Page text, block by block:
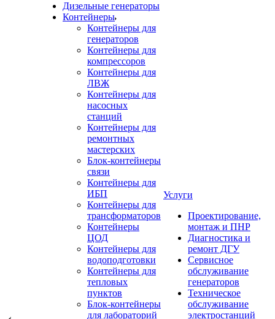
Дизельные генераторы
Контейнеры
Контейнеры для
генераторов
Контейнеры для
компрессоров
Контейнеры для
ЛВЖ
Контейнеры для
насосных
станций
Контейнеры для
ремонтных
мастерских
Блок-контейнеры
связи
Контейнеры для
ИБП
Контейнеры для
трансформаторов
Контейнеры
ЦОД
Контейнеры для
водоподготовки
Контейнеры для
тепловых
пунктов
Блок-контейнеры
для лабораторий
Услуги
Проектирование,
монтаж и ПНР
Диагностика и
ремонт ДГУ
Сервисное
обслуживание
генераторов
Техническое
обслуживание
электростанций